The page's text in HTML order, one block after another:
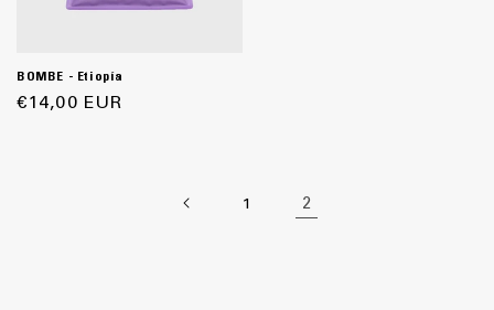
BOMBE - Etiopía
Precio
€14,00 EUR
1 2